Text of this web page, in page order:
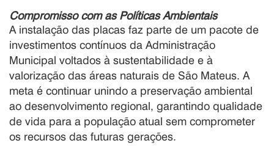
Compromisso com as Políticas Ambientais
A instalação das placas faz parte de um pacote de
investimentos contínuos da Administração
Municipal voltados à sustentabilidade e à
valorização das áreas naturais de São Mateus. A
meta é continuar unindo a preservação ambiental
ao desenvolvimento regional, garantindo qualidade
de vida para a população atual sem comprometer
os recursos das futuras gerações.